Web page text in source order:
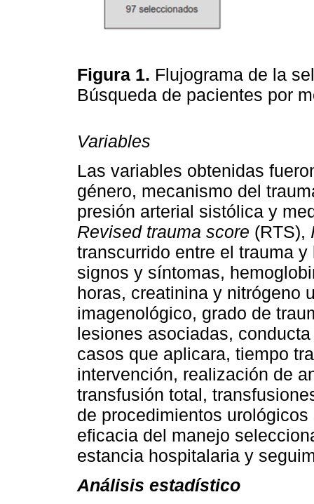
Figura 1. Flujograma de la
Búsqueda de pacientes por
Variables
Las variables obtenidas
género, mecanismo del
presión arterial sistólica y
Revised trauma score (RTS),
transcurrido entre el trauma
signos y síntomas,
horas, creatinina y nitrógeno
imagenológico, grado de
lesiones asociadas,
casos que aplicara, tiempo
intervención, realización de
transfusión total,
de procedimientos
eficacia del manejo
estancia hospitalaria y
Análisis estadístico